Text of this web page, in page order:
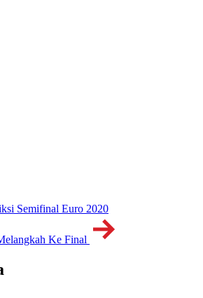
Semifinal Euro 2020
Ke Final